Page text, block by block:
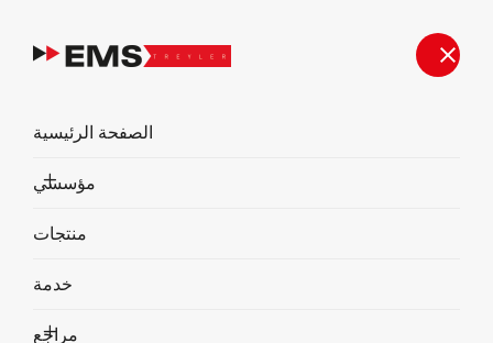
الصفحة الرئيسية
مؤسسي
منتجات
خدمة
مراجع
أعمالنا